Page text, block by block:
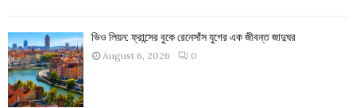
ভিও লিয়ন: ফ্রান্সের বুকে রেনেসাঁস যুগের এক জীবন্ত জাদুঘর
August 6, 2026 0